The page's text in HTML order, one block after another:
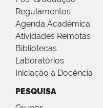
Regulamentos
Agenda Acadêmica
Atividades Remotas
Bibliotecas
Laboratórios
Iniciação à Docência
PESQUISA